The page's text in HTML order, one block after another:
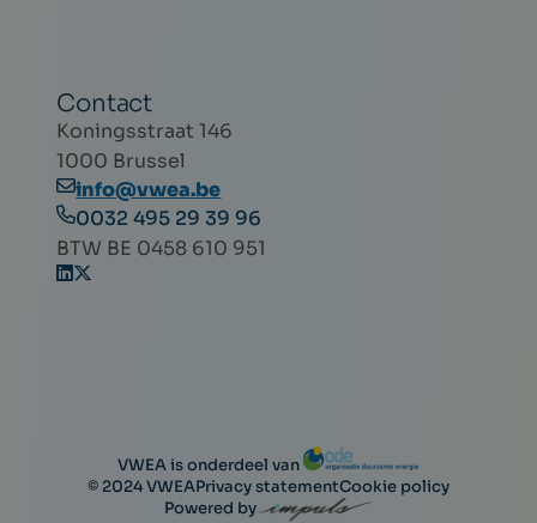
Contact
Koningsstraat 146
1000 Brussel
info@vwea.be
0032 495 29 39 96
BTW BE 0458 610 951
VWEA is onderdeel van
© 2024 VWEAPrivacy statementCookie policy
Powered by